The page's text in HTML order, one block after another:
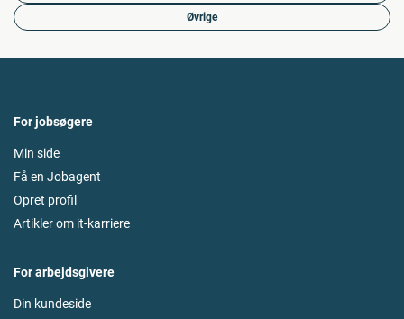
Øvrige
For jobsøgere
Min side
Få en Jobagent
Opret profil
Artikler om it-karriere
For arbejdsgivere
Din kundeside